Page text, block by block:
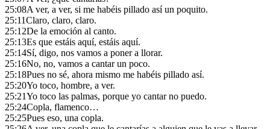
25:08A ver, a ver, si me habéis pillado así un poquito.
25:11Claro, claro, claro.
25:12De la emoción al canto.
25:13Es que estáis aquí, estáis aquí.
25:14Sí, digo, nos vamos a poner a llorar.
25:16No, no, vamos a cantar un poco.
25:18Pues no sé, ahora mismo me habéis pillado así.
25:20Yo toco, hombre, a ver.
25:21Yo toco las palmas, porque yo cantar no puedo.
25:24Copla, flamenco…
25:25Pues eso, una copla.